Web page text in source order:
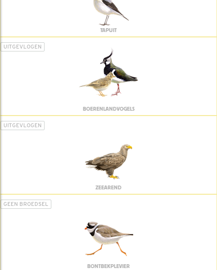
TAPUIT
UITGEVLOGEN
BOERENLANDVOGELS
UITGEVLOGEN
ZEEAREND
GEEN BROEDSEL
BONTBEKPLEVIER